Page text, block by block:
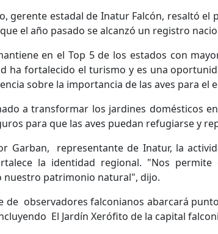
gerente estadal de Inatur Falcón, resaltó el
el año pasado se alcanzó un registro
en el Top 5 de los estados con
ha fortalecido el turismo y es una
sobre la importancia de las aves para el
a transformar los jardines domésticos
para que las aves puedan refugiarse y
Garban, representante de Inatur, la
la identidad regional. "Nos permite
nuestro patrimonio natural", dijo.
de observadores falconianos abarcará
El Jardín Xerófito de la capital